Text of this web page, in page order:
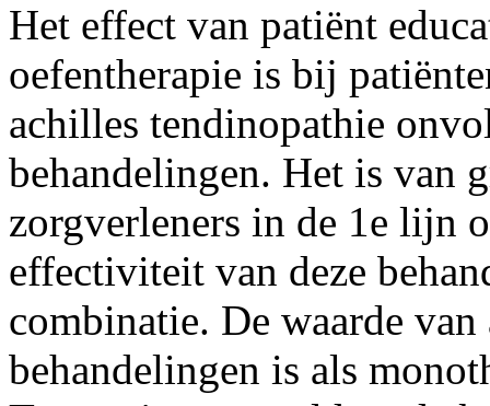
Het effect van patiënt
oefentherapie is bij
achilles tendinopathie
behandelingen. Het is van
zorgverleners in de 1e lijn
effectiviteit van deze
combinatie. De waarde van
behandelingen is als